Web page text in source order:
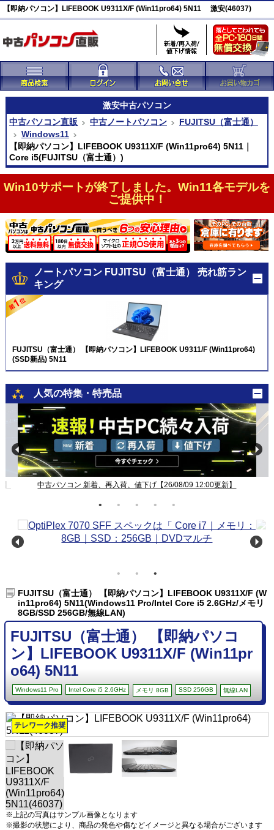
【即納パソコン】LIFEBOOK U9311X/F (Win11pro64) 5N11 激安(46037)
激安中古パソコン
中古パソコン直販
中古ノートパソコン
FUJITSU（富士通）
Windows11
【即納パソコン】LIFEBOOK U9311X/F (Win11pro64) 5N11｜
Core i5(FUJITSU（富士通）)
Win10サポートが終了しました。Win11各モデルを
ご提供中！
ノートパソコン FUJITSU（富士通） 売れ筋ラン
キング
FUJITSU（富士通） 【即納パソコン】LIFEBOOK U9311/F (Win11pro64)
(SSD新品) 5N11
人気の特集・特売品
中古パソコン 新着、再入荷、値下げ【26/08/09 12:00更新】
FUJITSU（富士通） 【即納パソコン】LIFEBOOK U9311X/F (W
in11pro64) 5N11(Windows11 Pro/Intel Core i5 2.6GHz/メモリ
8GB/SSD 256GB/無線LAN)
FUJITSU（富士通） 【即納パソコ
ン】LIFEBOOK U9311X/F (Win11pr
o64) 5N11
Windows11 Pro Intel Core i5 2.6GHz メモリ 8GB SSD 256GB 無線LAN
テレワーク推奨
※上記の写真はサンプル画像となります
※撮影の状態により、商品の発色や傷などイメージと異なる場合がございます